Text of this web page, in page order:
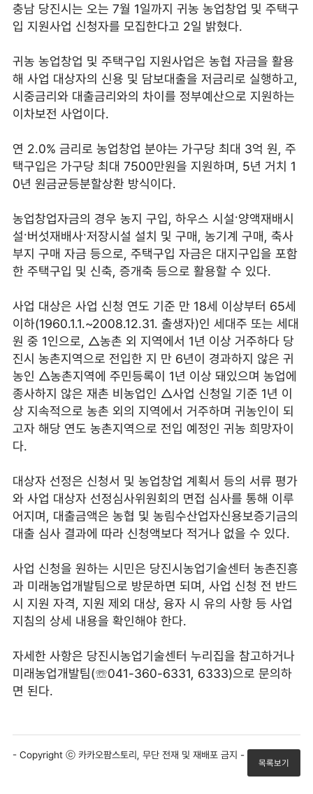
충남 당진시는 오는 7월 1일까지 귀농 농업창업 및 주택구
입 지원사업 신청자를 모집한다고 2일 밝혔다.
귀농 농업창업 및 주택구입 지원사업은 농협 자금을 활용
해 사업 대상자의 신용 및 담보대출을 저금리로 실행하고,
시중금리와 대출금리와의 차이를 정부예산으로 지원하는
이차보전 사업이다.
연 2.0% 금리로 농업창업 분야는 가구당 최대 3억 원, 주
택구입은 가구당 최대 7500만원을 지원하며, 5년 거치 1
0년 원금균등분할상환 방식이다.
농업창업자금의 경우 농지 구입, 하우스 시설·양액재배시
설·버섯재배사·저장시설 설치 및 구매, 농기계 구매, 축사
부지 구매 자금 등으로, 주택구입 자금은 대지구입을 포함
한 주택구입 및 신축, 증개축 등으로 활용할 수 있다.
사업 대상은 사업 신청 연도 기준 만 18세 이상부터 65세
이하(1960.1.1.~2008.12.31. 출생자)인 세대주 또는 세대
원 중 1인으로, △농촌 외 지역에서 1년 이상 거주하다 당
진시 농촌지역으로 전입한 지 만 6년이 경과하지 않은 귀
농인 △농촌지역에 주민등록이 1년 이상 돼있으며 농업에
종사하지 않은 재촌 비농업인 △사업 신청일 기준 1년 이
상 지속적으로 농촌 외의 지역에서 거주하며 귀농인이 되
고자 해당 연도 농촌지역으로 전입 예정인 귀농 희망자이
다.
대상자 선정은 신청서 및 농업창업 계획서 등의 서류 평가
와 사업 대상자 선정심사위원회의 면접 심사를 통해 이루
어지며, 대출금액은 농협 및 농림수산업자신용보증기금의
대출 심사 결과에 따라 신청액보다 적거나 없을 수 있다.
사업 신청을 원하는 시민은 당진시농업기술센터 농촌진흥
과 미래농업개발팀으로 방문하면 되며, 사업 신청 전 반드
시 지원 자격, 지원 제외 대상, 융자 시 유의 사항 등 사업
지침의 상세 내용을 확인해야 한다.
자세한 사항은 당진시농업기술센터 누리집을 참고하거나
미래농업개발팀(☏041-360-6331, 6333)으로 문의하
면 된다.
- Copyright ⓒ 카카오팜스토리, 무단 전재 및 재배포 금지 -
목록보기